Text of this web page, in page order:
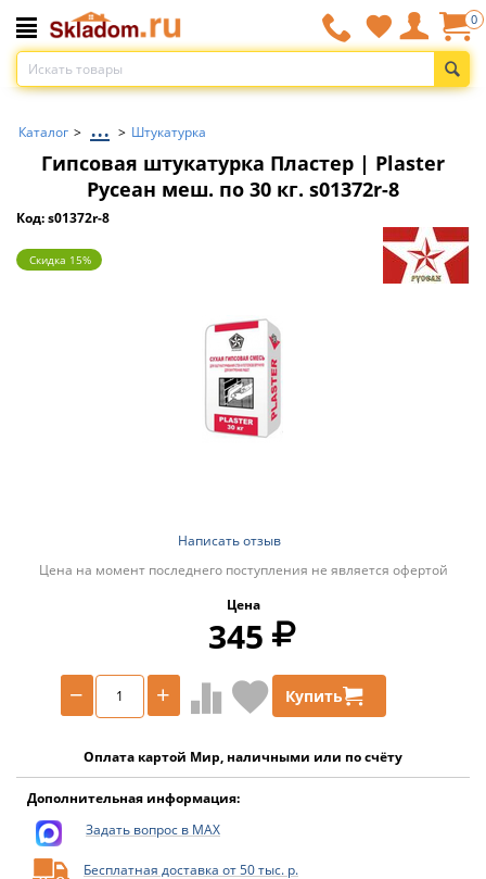
0
Каталог > ... > Штукатурка
Гипсовая штукатурка Пластер | Plaster
Русеан меш. по 30 кг. s01372r-8
Код: s01372r-8
Скидка 15%
Написать отзыв
Цена на момент последнего поступления не является офертой
Цена
345
+
− Купить
Оплата картой Мир, наличными или по счёту
Дополнительная информация:
Задать вопрос в MAX
Бесплатная доставка от 50 тыс. р.